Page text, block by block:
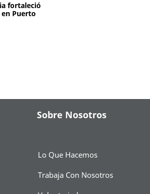
fortaleció
Puerto
Sobre Nosotros
Lo Que Hacemos
Trabaja Con Nosotros